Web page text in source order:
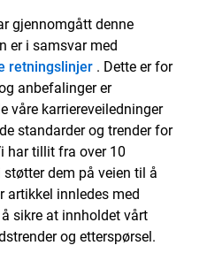
gjennomgått denne
er i samsvar med
retningslinjer . Dette er for
anbefalinger er
våre karriereveiledninger
standarder og trender for
har tillit fra over 10
dem på veien til å
artikkel innledes med
sikre at innholdet vårt
og etterspørsel.